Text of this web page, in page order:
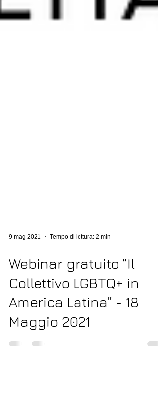
Tempo di lettura: 2 min
Webinar gratuito “Il
Collettivo LGBTQ+ in
America Latina” - 18
Maggio 2021